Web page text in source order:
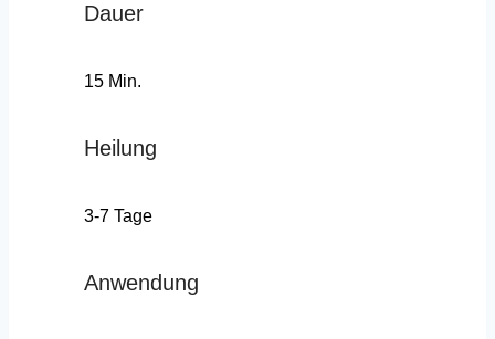
Dauer
15 Min.
Heilung
3-7 Tage
Anwendung